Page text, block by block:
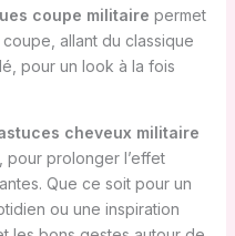
coupe militaire permet
allant du classique
pour un look à la fois
cheveux militaire
pour prolonger l’effet
Que ce soit pour un
ou une inspiration